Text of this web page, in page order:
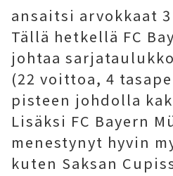
ansaitsi arvokkaat
Tällä hetkellä FC
johtaa
(22 voittoa, 4
pisteen johdolla
Lisäksi FC Bayern
menestynyt hyvin
kuten Saksan